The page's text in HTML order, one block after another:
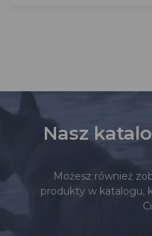
Nasz
Możesz również
produkty w katalogu,